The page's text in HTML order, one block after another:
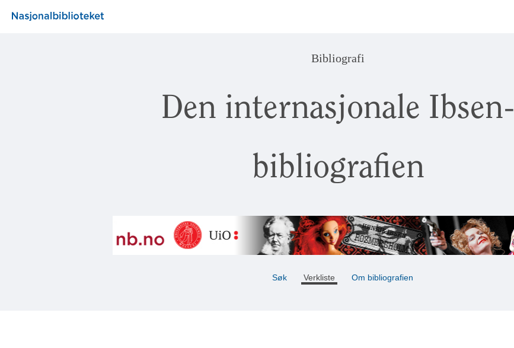
Bibliografi
Den internasjonale Ibsen-
bibliografien
Søk Verkliste Om bibliografien